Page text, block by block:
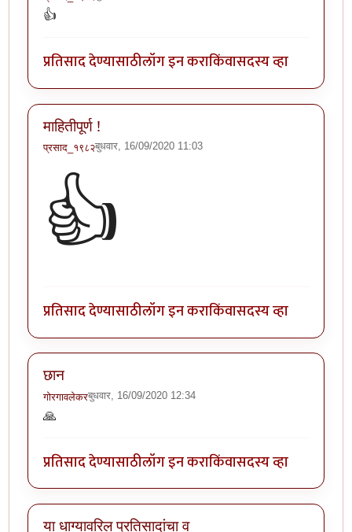
👍
प्रतिसाद देण्यासाठीलॉग इन कराकिंवासदस्य व्हा
माहितीपूर्ण !
प्रसाद_१९८२बुधवार, 16/09/2020 11:03
👍
प्रतिसाद देण्यासाठीलॉग इन कराकिंवासदस्य व्हा
छान
गोरगावलेकरबुधवार, 16/09/2020 12:34
🙏
प्रतिसाद देण्यासाठीलॉग इन कराकिंवासदस्य व्हा
या धाग्यावरिल प्रतिसादांचा व